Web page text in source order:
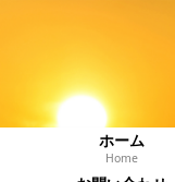
ホーム
Home